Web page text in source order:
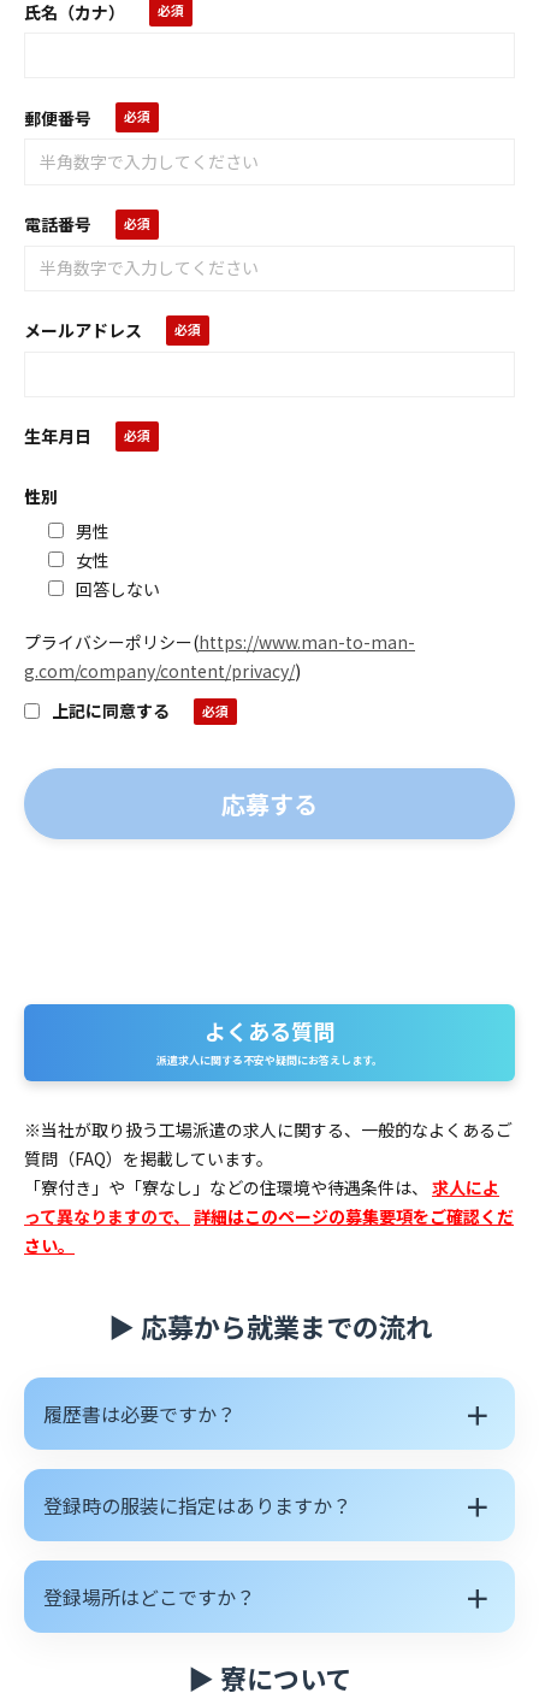
氏名（カナ）
郵便番号
電話番号
メールアドレス
生年月日
性別
男性
女性
回答しない
プライバシーポリシー(https://www.man-to-man-
g.com/company/content/privacy/)
上記に同意する
よくある質問
派遣求人に関する不安や疑問にお答えします。
※当社が取り扱う工場派遣の求人に関する、一般的なよくあるご
質問（FAQ）を掲載しています。
「寮付き」や「寮なし」などの住環境や待遇条件は、 求人によ
って異なりますので、 詳細はこのページの募集要項をご確認くだ
さい。
▶ 応募から就業までの流れ
履歴書は必要ですか？ ＋
登録時の服装に指定はありますか？ ＋
登録場所はどこですか？ ＋
▶ 寮について